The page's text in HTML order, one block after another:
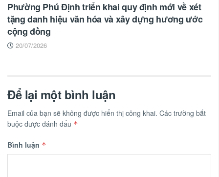
Phường Phú Định triển khai quy định mới về xét
tặng danh hiệu văn hóa và xây dựng hương ước
cộng đồng
20/07/2026
Để lại một bình luận
Email của bạn sẽ không được hiển thị công khai. Các trường bắt
buộc được đánh dấu *
Bình luận *